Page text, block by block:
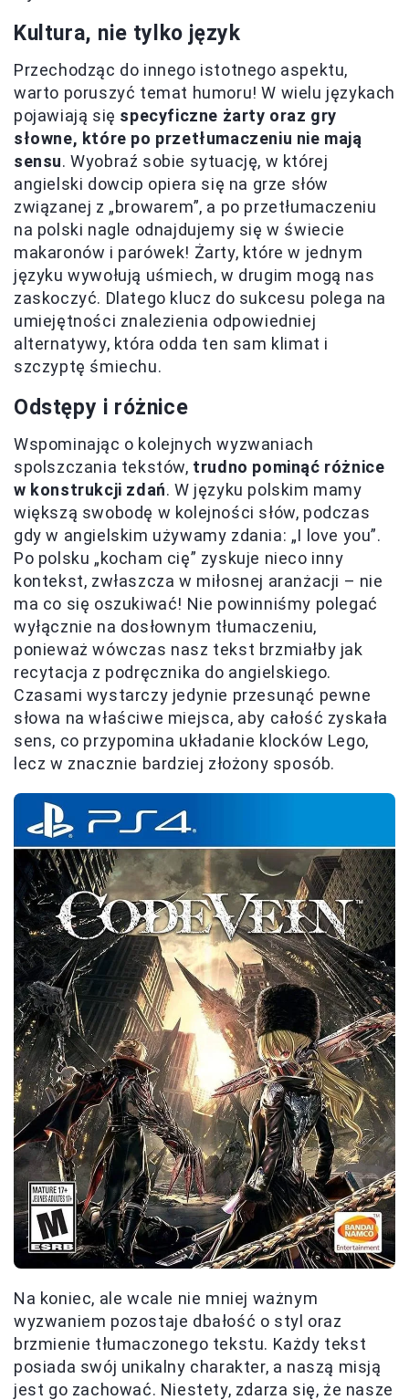
Kultura, nie tylko język
Przechodząc do innego istotnego aspektu,
warto poruszyć temat humoru! W wielu językach
pojawiają się specyficzne żarty oraz gry
słowne, które po przetłumaczeniu nie mają
sensu. Wyobraź sobie sytuację, w której
angielski dowcip opiera się na grze słów
związanej z „browarem”, a po przetłumaczeniu
na polski nagle odnajdujemy się w świecie
makaronów i parówek! Żarty, które w jednym
języku wywołują uśmiech, w drugim mogą nas
zaskoczyć. Dlatego klucz do sukcesu polega na
umiejętności znalezienia odpowiedniej
alternatywy, która odda ten sam klimat i
szczyptę śmiechu.
Odstępy i różnice
Wspominając o kolejnych wyzwaniach
spolszczania tekstów, trudno pominąć różnice
w konstrukcji zdań. W języku polskim mamy
większą swobodę w kolejności słów, podczas
gdy w angielskim używamy zdania: „I love you”.
Po polsku „kocham cię” zyskuje nieco inny
kontekst, zwłaszcza w miłosnej aranżacji – nie
ma co się oszukiwać! Nie powinniśmy polegać
wyłącznie na dosłownym tłumaczeniu,
ponieważ wówczas nasz tekst brzmiałby jak
recytacja z podręcznika do angielskiego.
Czasami wystarczy jedynie przesunąć pewne
słowa na właściwe miejsca, aby całość zyskała
sens, co przypomina układanie klocków Lego,
lecz w znacznie bardziej złożony sposób.
Na koniec, ale wcale nie mniej ważnym
wyzwaniem pozostaje dbałość o styl oraz
brzmienie tłumaczonego tekstu. Każdy tekst
posiada swój unikalny charakter, a naszą misją
jest go zachować. Niestety, zdarza się, że nasze